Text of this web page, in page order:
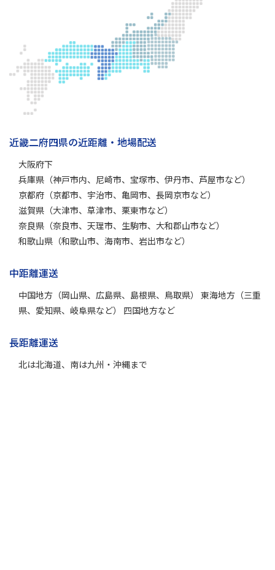
近畿二府四県の近距離・地場配送
大阪府下
兵庫県（神戸市内、尼崎市、宝塚市、伊丹市、芦屋市など）
京都府（京都市、宇治市、亀岡市、長岡京市など）
滋賀県（大津市、草津市、栗東市など）
奈良県（奈良市、天理市、生駒市、大和郡山市など）
和歌山県（和歌山市、海南市、岩出市など）
中距離運送
中国地方（岡山県、広島県、島根県、鳥取県） 東海地方（三重
県、愛知県、岐阜県など） 四国地方など
長距離運送
北は北海道、南は九州・沖縄まで